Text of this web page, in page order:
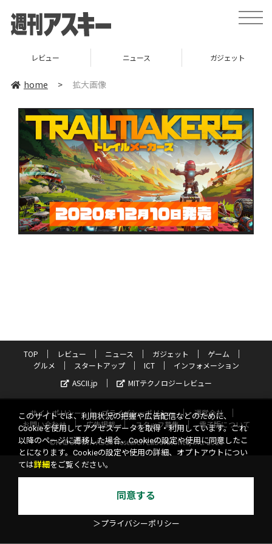
toggle
レビュー ニュース ガジェット
home > 拡大画像
TOP レビュー ニュース ガジェット
ゲーム
グルメ
スタートアップ ICT
インフォメーション
ASCII.jp
MITテクノロジーレビュー
サイトポリシー プライバシーポリシー
運営会社
お問い合わせ
広告掲載 スタッフ募集
電子版について
©KADOKAWA ASCII Research Laboratories, Inc. 2026
このサイトでは、利用状況の把握や広告配信などのために、
Cookieを使用してアクセスデータを取得・利用しています。これ
以降のページに遷移した場合、Cookieの設定や使用に同意したこ
とになります。Cookieの設定や使用の詳細、オプトアウトについ
ては詳細 をご覧ください。
同意する
＞プライバシーポリシー